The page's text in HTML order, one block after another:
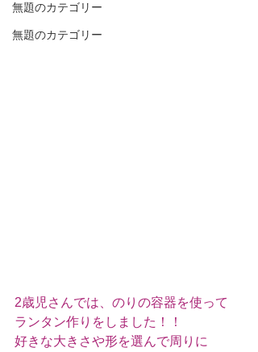
無題のカテゴリー
無題のカテゴリー
2歳児さんでは、のりの容器を使って
ランタン作りをしました！！
好きな大きさや形を選んで周りに